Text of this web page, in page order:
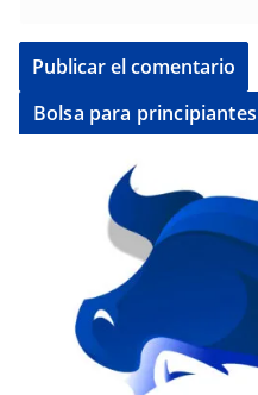
Bolsa para principiantes